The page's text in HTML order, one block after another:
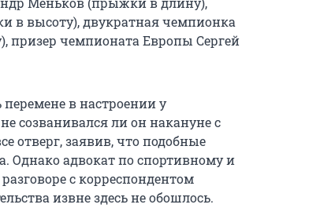
высоту), двукратная чемпионка
чемпионата Европы Сергей
в настроении у
созванивался ли он накануне с
отверг, заявив, что подобные
Однако адвокат по спортивному и
с корреспондентом
извне здесь не обошлось.